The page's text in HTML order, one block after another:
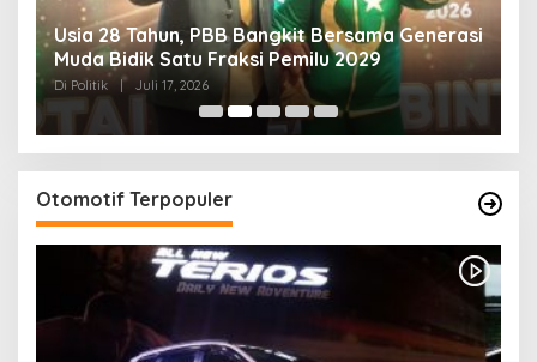
Usia 28 Tahun, PBB Bangkit Bersama Generasi
Muda Bidik Satu Fraksi Pemilu 2029
Di Politik | Juli 17, 2026
Otomotif Terpopuler